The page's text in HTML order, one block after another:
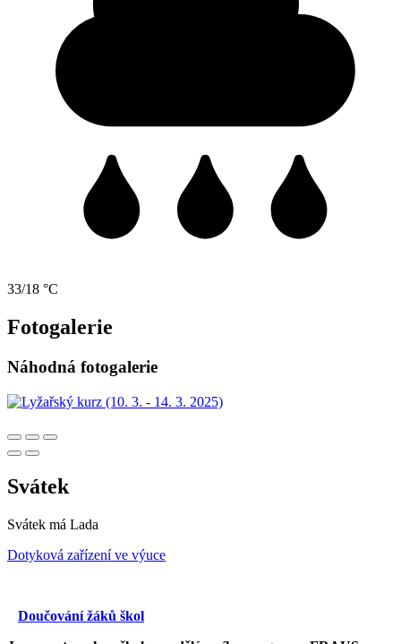
33/18 °C
Fotogalerie
Náhodná fotogalerie
Svátek
Svátek má Lada
Dotyková zařízení ve výuce
Doučování žáků škol